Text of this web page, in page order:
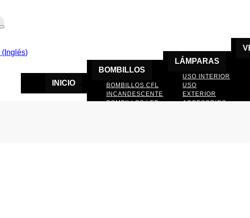
( Inglés)
INICIO
BOMBILLOS
BOMBILLOS CFL
INCANDESCENTE
BOMBILLOS LED
LÁMPARAS
USO INTERIOR
USO
EXTERIOR
ACCESORIOS